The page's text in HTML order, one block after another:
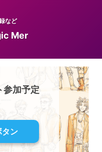
など
Mer
参加予定
タン